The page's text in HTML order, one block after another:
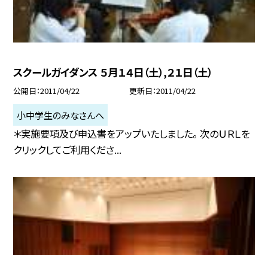
スクールガイダンス ５月１４日（土）,２１日（土）
公開日 2011/04/22 更新日 2011/04/22
小中学生のみなさんへ
＊実施要項及び申込書をアップいたしました。 次のＵＲＬを
クリックしてご利用くださ...